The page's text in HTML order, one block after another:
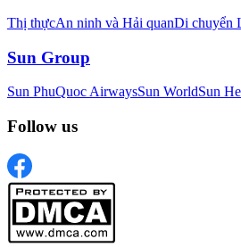
Thị thựcAn ninh và Hải quanDi chuyển
Sun Group
Sun PhuQuoc AirwaysSun WorldSun
Follow us